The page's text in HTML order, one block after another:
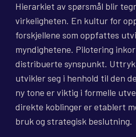
Hierarkiet av spørsmål blir
virkeligheten. En kultur for
forskjellene som oppfattes
myndighetene. Pilotering
distribuerte synspunkt.
utvikler seg i henhold til den
ny tone er viktig i formelle
direkte koblinger er etablert
bruk og strategisk beslutning.